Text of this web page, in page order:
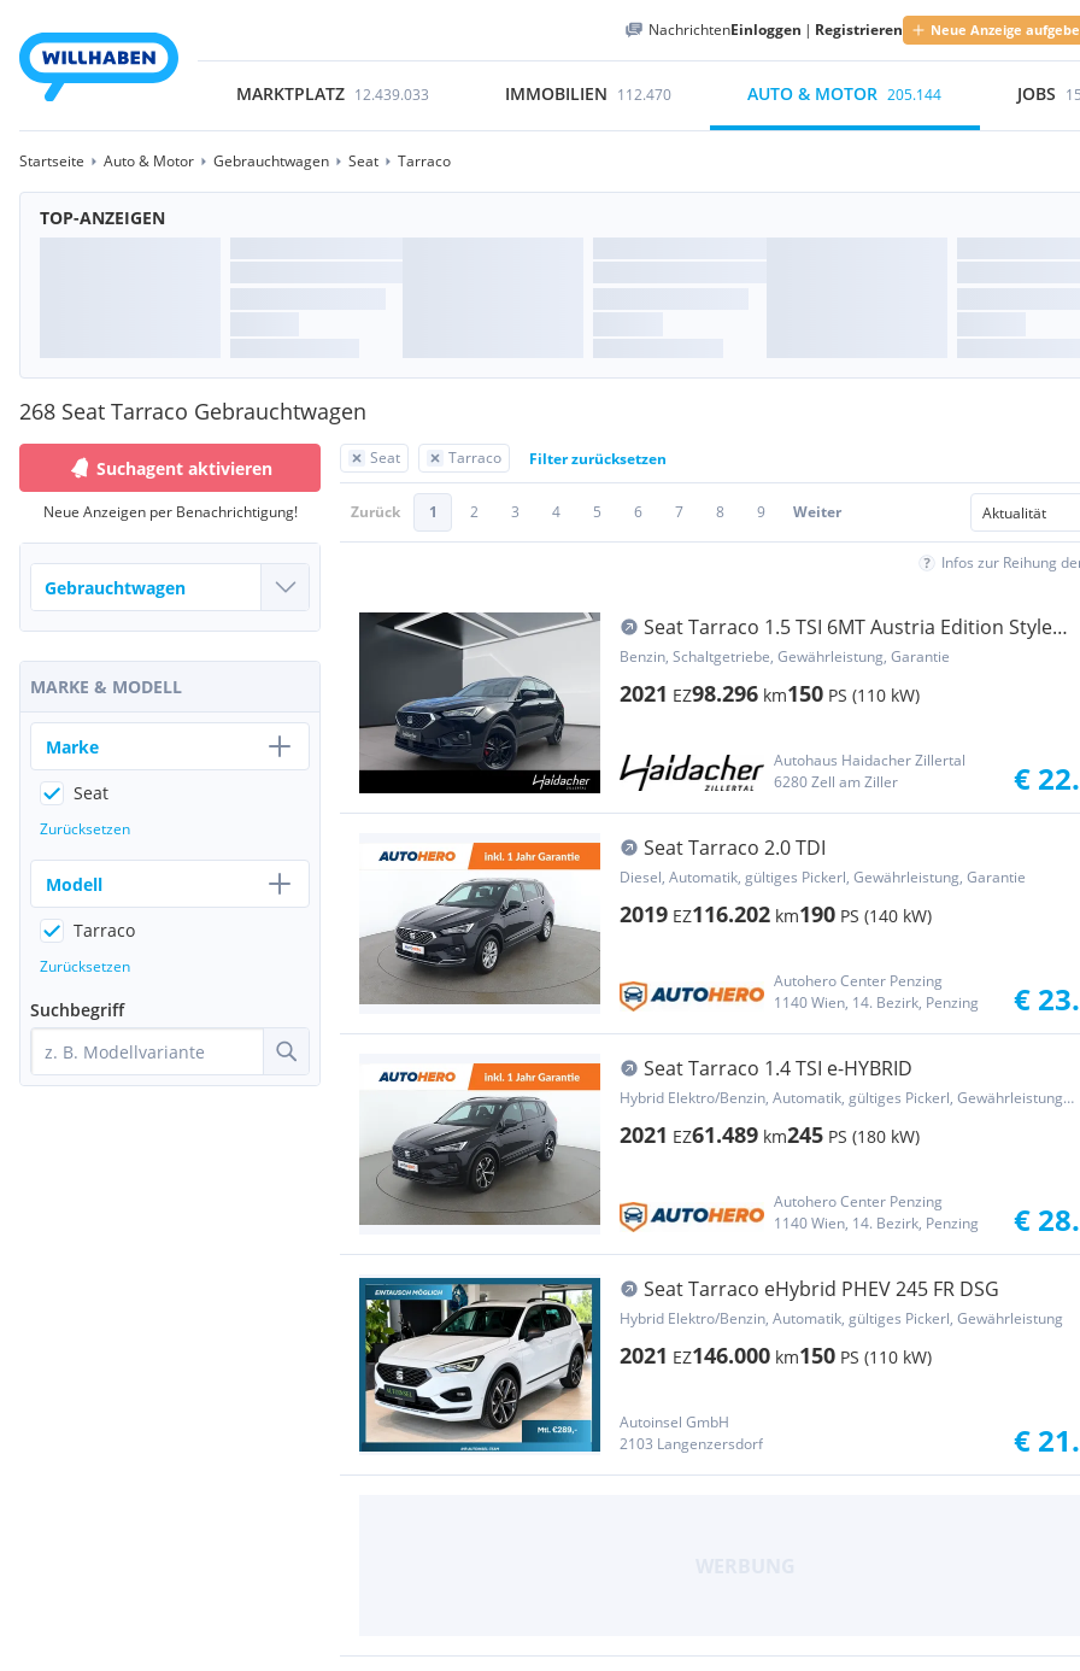
NachrichtenEinloggen | Registrieren Neue Anzeige
MARKTPLATZ 12.439.033 IMMOBILIEN 112.470 AUTO & MOTOR 205.144 JOBS
Startseite Auto & Motor Gebrauchtwagen Seat Tarraco
TOP-ANZEIGEN
268 Seat Tarraco Gebrauchtwagen
Seat Tarraco Filter zurücksetzen
Zurück 1 2 3 4 5 6 7 8 9 Weiter
Infos zur Reihung
Seat Tarraco 1.5 TSI 6MT Austria Edition Style
AUT
Benzin, Schaltgetriebe, Gewährleistung, Garantie
2021 EZ98.296 km150 PS (110 kW)
Autohaus Haidacher Zillertal
6280 Zell am Ziller
€
Seat Tarraco 2.0 TDI
Diesel, Automatik, gültiges Pickerl, Gewährleistung, Garantie
2019 EZ116.202 km190 PS (140 kW)
Autohero Center Penzing
1140 Wien, 14. Bezirk, Penzing
€
Seat Tarraco 1.4 TSI e-HYBRID
Hybrid Elektro/Benzin, Automatik, gültiges Pickerl, Gewährleistung, Garantie
2021 EZ61.489 km245 PS (180 kW)
Autohero Center Penzing
1140 Wien, 14. Bezirk, Penzing
€
Seat Tarraco eHybrid PHEV 245 FR DSG
Hybrid Elektro/Benzin, Automatik, gültiges Pickerl, Gewährleistung
2021 EZ146.000 km150 PS (110 kW)
Autoinsel GmbH
2103 Langenzersdorf
€
Suchagent aktivieren
Neue Anzeigen per Benachrichtigung!
MARKE & MODELL
Marke
Seat
Zurücksetzen
Modell
Tarraco
Zurücksetzen
Suchbegriff